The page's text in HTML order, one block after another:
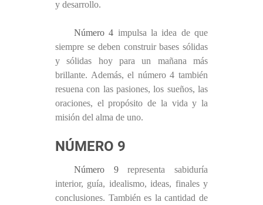
y desarrollo.
Número 4 impulsa la idea de que
siempre se deben construir bases sólidas
y sólidas hoy para un mañana más
brillante. Además, el número 4 también
resuena con las pasiones, los sueños, las
oraciones, el propósito de la vida y la
misión del alma de uno.
NÚMERO 9
Número 9representa sabiduría
interior, guía, idealismo, ideas, finales y
conclusiones. También es la cantidad de